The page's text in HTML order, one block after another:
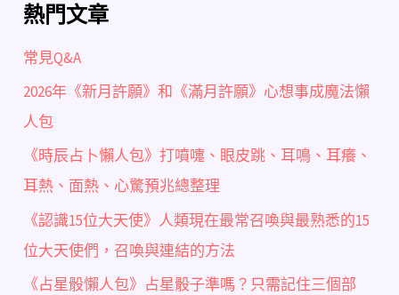
熱門文章
常見Q&A
2026年《新月許願》和《滿月許願》心想事成魔法懶
人包
《時辰占卜懶人包》打噴嚏、眼皮跳、耳鳴、耳癢、
耳熱、面熱、心驚預兆總整理
《認識15位大天使》人類現在最常召喚與最熟悉的15
位大天使們，召喚與連結的方法
《占星骰懶人包》占星骰子準嗎？只需記住三個部